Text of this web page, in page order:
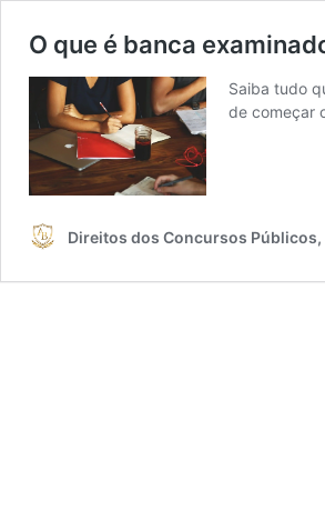
O que é banca
Saiba tudo
de começar
Direitos dos Concursos